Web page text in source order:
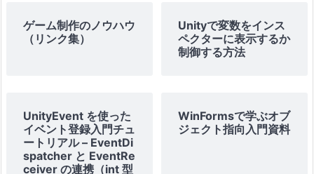
ゲーム制作のノウハウ
（リンク集）
Unityで変数をインス
ペクターに表示するか
制御する方法
UnityEvent を使った
イベント登録入門チュ
ートリアル – EventDi
spatcher と EventRe
ceiver の連携（int 型
WinFormsで学ぶオブ
ジェクト指向入門資料